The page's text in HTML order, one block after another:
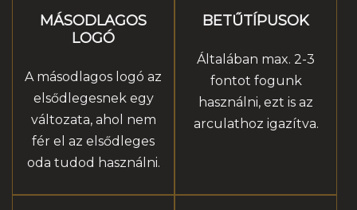
MÁSODLAGOS
LOGÓ
A másodlagos logó az
elsődlegesnek egy
változata, ahol nem
fér el az elsődleges
oda tudod használni.
BETŰTÍPUSOK
Általában max. 2-3
fontot fogunk
használni, ezt is az
arculathoz igazítva.